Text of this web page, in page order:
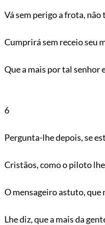
Vá sem perigo a frota, não
Cumprirá sem receio seu
Que a mais por tal senhor
6
Pergunta-lhe depois, se
Cristãos, como o piloto
O mensageiro astuto, que
Lhe diz, que a mais da